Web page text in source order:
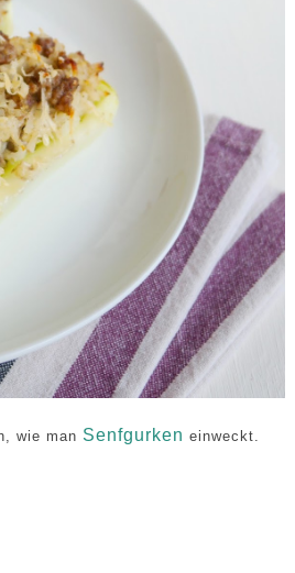
wie man Senfgurken einweckt.